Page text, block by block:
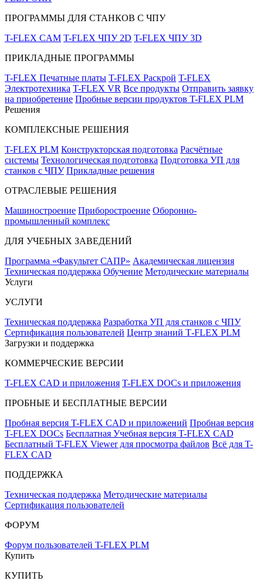
ПРОГРАММЫ ДЛЯ СТАНКОВ С ЧПУ
T-FLEX CAM T-FLEX ЧПУ 2D T-FLEX ЧПУ 3D
ПРИКЛАДНЫЕ ПРОГРАММЫ
T-FLEX Печатные платы T-FLEX Раскрой T-FLEX
Электротехника T-FLEX VR Все продукты Отправить заявку
на приобретение Пробные версии продуктов T-FLEX PLM
Решения
КОМПЛЕКСНЫЕ РЕШЕНИЯ
T-FLEX PLM Конструкторская подготовка Расчётные
системы Технологическая подготовка Подготовка УП для
станков с ЧПУ Прикладные решения
ОТРАСЛЕВЫЕ РЕШЕНИЯ
Машиностроение Приборостроение Оборонно-
промышленный комплекс
ДЛЯ УЧЕБНЫХ ЗАВЕДЕНИЙ
Программа «Факультет САПР» Академическая лицензия
Техническая поддержка Обучение Методические материалы
Услуги
УСЛУГИ
Техническая поддержка Разработка УП для станков с ЧПУ
Сертификация пользователей Центр знаний T‑FLEX PLM
Загрузки и поддержка
КОММЕРЧЕСКИЕ ВЕРСИИ
T-FLEX CAD и приложения T-FLEX DOCs и приложения
ПРОБНЫЕ И БЕСПЛАТНЫЕ ВЕРСИИ
Пробная версия T-FLEX CAD и приложений Пробная версия
T-FLEX DOCs Бесплатная Учебная версия T-FLEX CAD
Бесплатный T-FLEX Viewer для просмотра файлов Всё для T-
FLEX CAD
ПОДДЕРЖКА
Техническая поддержка Методические материалы
Сертификация пользователей
ФОРУМ
Форум пользователей T-FLEX PLM
Купить
КУПИТЬ